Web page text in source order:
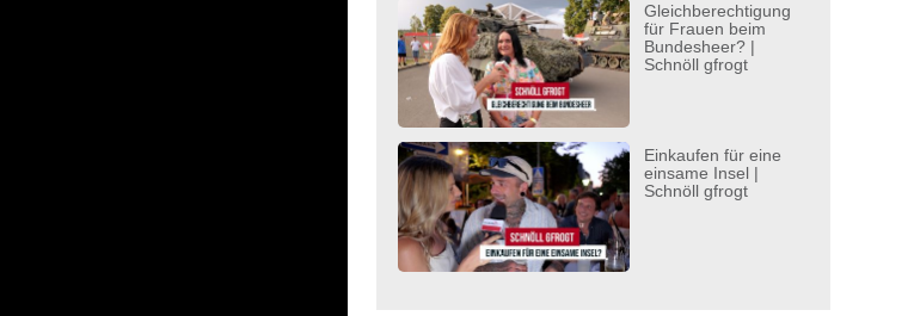
Gleichberechtigung
für Frauen beim
Bundesheer? |
Schnöll gfrogt
Einkaufen für eine
einsame Insel |
Schnöll gfrogt